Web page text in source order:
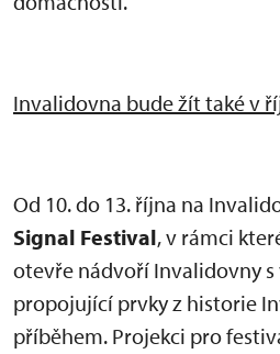
Invalidovna bude žít také v
Od 10. do 13. října na
Signal Festival, v rámci
otevře nádvoří Invalidovny
propojující prvky z historie
příběhem. Projekci pro